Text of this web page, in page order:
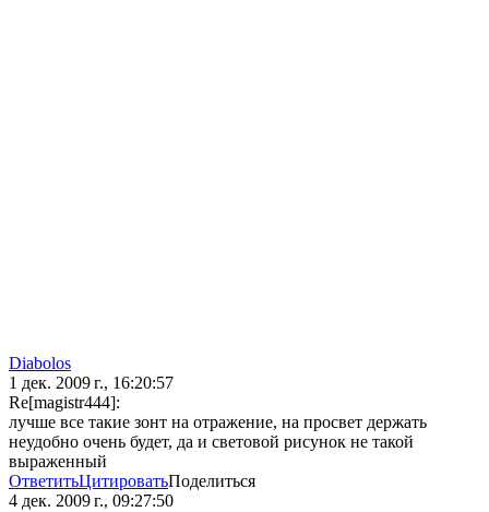
Diabolos
1 дек. 2009 г., 16:20:57
Re[magistr444]:
лучше все такие зонт на отражение, на просвет держать
неудобно очень будет, да и световой рисунок не такой
выраженный
ОтветитьЦитироватьПоделиться
4 дек. 2009 г., 09:27:50